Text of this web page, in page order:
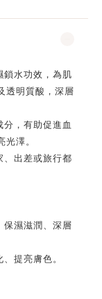
鎖水功效，為肌
透明質酸，深層
，有助促進血
澤。
、出差或旅行都
保濕滋潤、深層
提亮膚色。